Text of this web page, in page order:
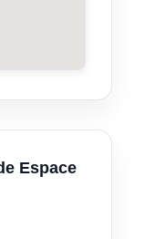
Espace